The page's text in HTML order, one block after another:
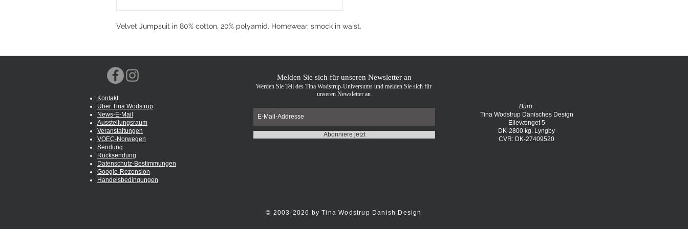
Velvet Jumpsuit in 80% cotton, 20% polyamid. Homewear, smock in waist.
Kontakt
Über Tina Wodstrup
News-E-Mail
Ausstellungsraum
Veranstaltungen
VOEC-Norwegen
Sendung
Rücksendung
Datenschutz-Bestimmungen
Google-Rezension
Handelsbedingungen
Melden Sie sich für unseren Newsletter an
Werden Sie Teil des Tina Wodstrup-Universums und melden Sie sich für
unseren Newsletter an
Abonniere jetzt
Büro:
Tina Wodstrup Dänisches Design
Ellevænget 5
DK-2800 kg. Lyngby
CVR: DK-27409520
© 2003-2026 by Tina Wodstrup Danish Design